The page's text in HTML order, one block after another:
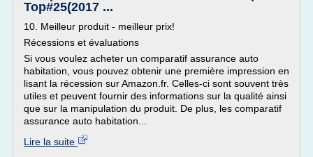
Top#25(2017 ...
10. Meilleur produit - meilleur prix!
Récessions et évaluations
Si vous voulez acheter un comparatif assurance auto
habitation, vous pouvez obtenir une première impression en
lisant la récession sur Amazon.fr. Celles-ci sont souvent très
utiles et peuvent fournir des informations sur la qualité ainsi
que sur la manipulation du produit. De plus, les comparatif
assurance auto habitation...
Lire la suite